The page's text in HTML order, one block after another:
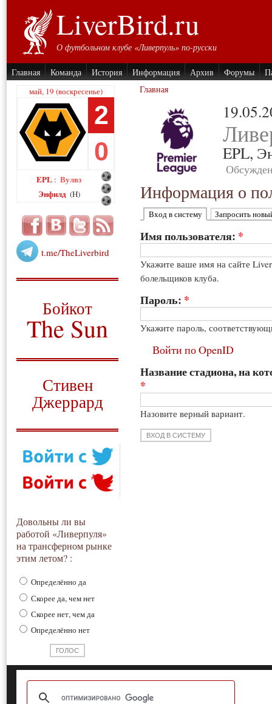
LiverBird.ru
О футбольном клубе «Ливерпуль» по-русски
Главная Команда История Информация Архив Форумы
май, 19 (воскресенье)
2
0
EPL : Вулвз
Энфилд (H)
t.me/TheLiverbird
Бойкот
The Sun
Стивен
Джеррард
Довольны ли вы
работой «Ливерпуля»
на трансферном рынке
этим летом? :
Определённо да
Скорее да, чем нет
Скорее нет, чем да
Определённо нет
Главная
EPL,
Информация о
Вход в систему Запросить
Имя пользователя: *
Укажите ваше имя на сайте
болельщиков клуба.
Пароль: *
Укажите пароль,
Войти по OpenID
Название стадиона, на
*
Назовите верный вариант.